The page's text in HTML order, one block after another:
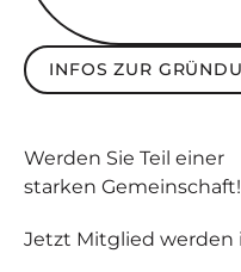
Infos zur Gründung
INFOS ZUR
Werden Sie Teil einer
starken Gemeinschaft!
Jetzt Mitglied werden